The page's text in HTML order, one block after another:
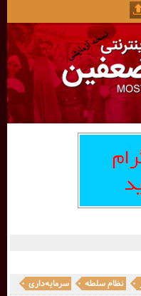
نظام سلطه سرمایه‌داری